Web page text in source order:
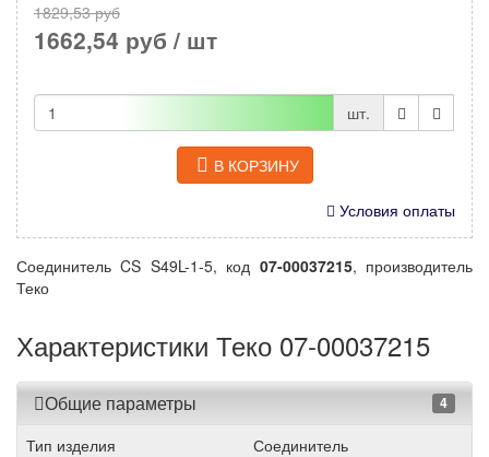
1829,53 руб
1662,54 руб / шт
шт.
В КОРЗИНУ
Условия оплаты
Соединитель CS S49L-1-5, код 07-00037215, производитель
Теко
Характеристики Теко 07-00037215
Общие параметры 4
Тип изделия
Соединитель